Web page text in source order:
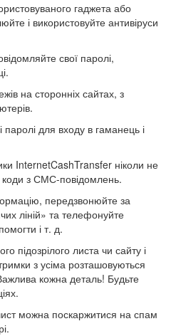
гаджета або
і використовуйте антивіруси
свої паролі,
на сторонніх сайтах, з
для входу в гаманець і
InternetCashTransfer ніколи не
коди з СМС-повідомлень.
передзвонюйте за
ліній» та телефонуйте
і т. д.
підозрілого листа чи сайту і
з усіма розташовуються
кожна деталь! Будьте
можна поскаржитися на спам